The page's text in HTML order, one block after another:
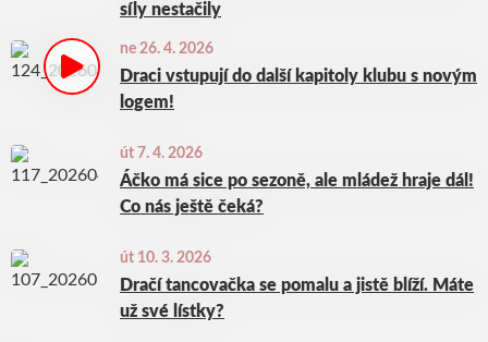
síly nestačily
ne 26. 4. 2026
Draci vstupují do další kapitoly klubu s novým
logem!
út 7. 4. 2026
Áčko má sice po sezoně, ale mládež hraje dál!
Co nás ještě čeká?
út 10. 3. 2026
Dračí tancovačka se pomalu a jistě blíží. Máte
už své lístky?